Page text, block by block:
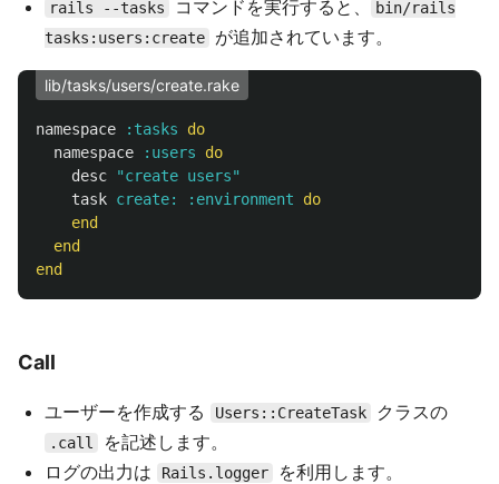
rails --tasks コマンドを実行すると、
bin/rails
tasks:users:create
が追加されています。
lib/tasks/users/create.rake
namespace :tasks
do
namespace
:users
do
desc
"create users"
task create: :environment
do
end
end
end
Call
ユーザーを作成する Users::CreateTask クラスの
.call
を記述します。
ログの出力は
Rails.logger を利用します。